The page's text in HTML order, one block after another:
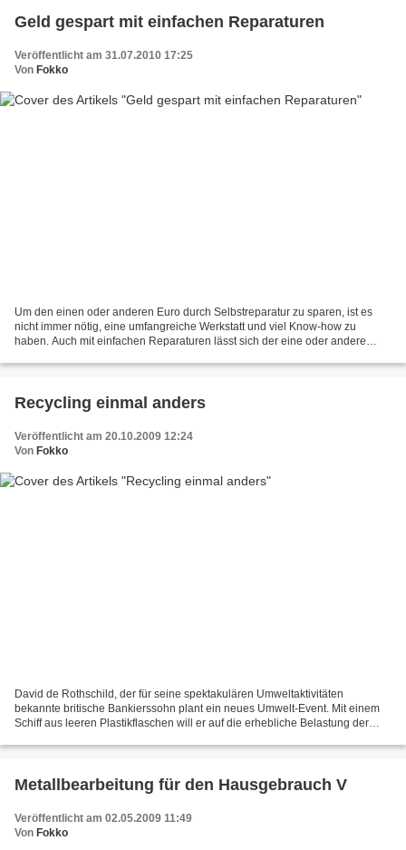
Geld gespart mit einfachen Reparaturen
Veröffentlicht am 31.07.2010 17:25
Von Fokko
Um den einen oder anderen Euro durch Selbstreparatur zu sparen, ist es
nicht immer nötig, eine umfangreiche Werkstatt und viel Know-how zu
haben. Auch mit einfachen Reparaturen lässt sich der eine oder andere
Recycling einmal anders
Veröffentlicht am 20.10.2009 12:24
Von Fokko
David de Rothschild, der für seine spektakulären Umweltaktivitäten
bekannte britische Bankierssohn plant ein neues Umwelt-Event. Mit einem
Schiff aus leeren Plastikflaschen will er auf die erhebliche Belastung der
Metallbearbeitung für den Hausgebrauch V
Veröffentlicht am 02.05.2009 11:49
Von Fokko